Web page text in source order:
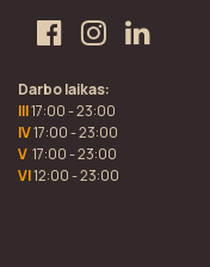
Darbo laikas:
III17:00 - 23:00
IV17:00 - 23:00
V 17:00 - 23:00
VI12:00 - 23:00